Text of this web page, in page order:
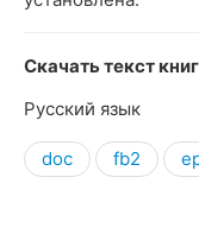
Скачать текст
Русский язык
doc fb2